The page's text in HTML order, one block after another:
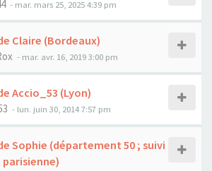
- mar. mars 25, 2025 4:39 pm
Claire (Bordeaux)
- mar. avr. 16, 2019 3:00 pm
Accio_53 (Lyon)
- lun. juin 30, 2014 7:57 pm
Sophie (département 50 ; suivi